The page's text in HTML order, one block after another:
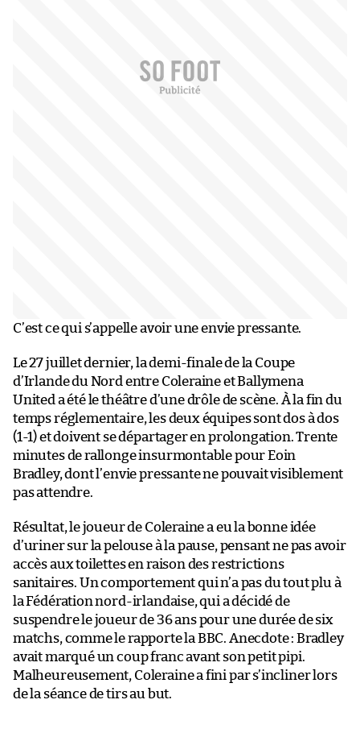
C’est ce qui s’appelle avoir une envie pressante.
Le 27 juillet dernier, la demi-finale de la Coupe
d’Irlande du Nord entre Coleraine et Ballymena
United a été le théâtre d’une drôle de scène. À la fin du
temps réglementaire, les deux équipes sont dos à dos
(1-1) et doivent se départager en prolongation. Trente
minutes de rallonge insurmontable pour Eoin
Bradley, dont l’envie pressante ne pouvait visiblement
pas attendre.
Résultat, le joueur de Coleraine a eu la bonne idée
d’uriner sur la pelouse à la pause, pensant ne pas avoir
accès aux toilettes en raison des restrictions
sanitaires. Un comportement qui n’a pas du tout plu à
la Fédération nord-irlandaise, qui a décidé de
suspendre le joueur de 36 ans pour une durée de six
matchs, comme le rapporte la BBC. Anecdote : Bradley
avait marqué un coup franc avant son petit pipi.
Malheureusement, Coleraine a fini par s’incliner lors
de la séance de tirs au but.